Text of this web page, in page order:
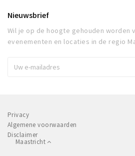
Nieuwsbrief
Wil je op de hoogte gehouden worden
evenementen en locaties in de regio
Privacy
Algemene voorwaarden
Disclaimer
Maastricht